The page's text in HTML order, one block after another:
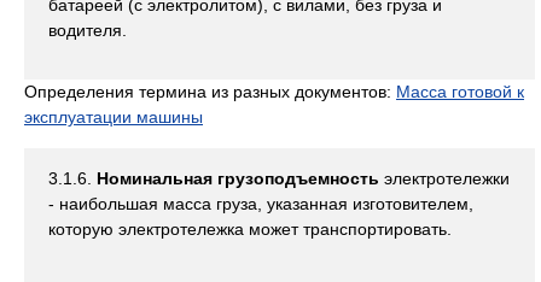
батареей (с электролитом), с вилами, без груза и
водителя.
Определения термина из разных документов: Масса готовой к
эксплуатации машины
3.1.6. Номинальная грузоподъемность электротележки
- наибольшая масса груза, указанная изготовителем,
которую электротележка может транспортировать.